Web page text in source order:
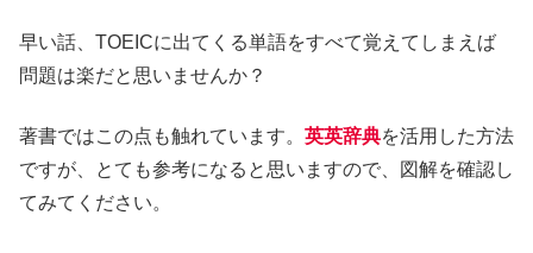
早い話、TOEICに出てくる単語をすべて覚えてしまえば
問題は楽だと思いませんか？
著書ではこの点も触れています。 英英辞典を活用した方法
ですが、とても参考になると思いますので、図解を確認し
てみてください。